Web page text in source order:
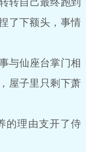
了下额头，事情
仙座台掌门相
屋子里只剩下萧
理由支开了侍